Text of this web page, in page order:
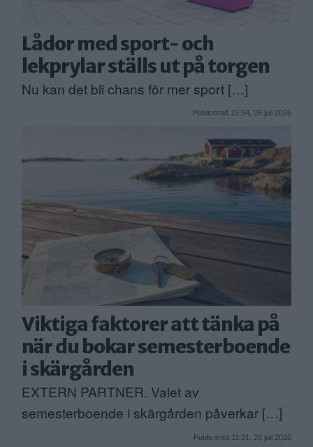
Lådor med sport- och
lekprylar ställs ut på torgen
Nu kan det bli chans för mer sport […]
Publicerad 15:54, 28 juli 2026
Viktiga faktorer att tänka på
när du bokar semesterboende
i skärgården
EXTERN PARTNER. Valet av
semesterboende i skärgården påverkar […]
Publicerad 11:31, 28 juli 2026